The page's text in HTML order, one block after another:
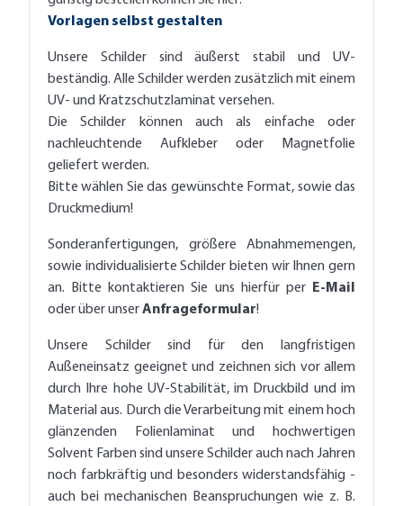
Vorlagen selbst gestalten
Unsere Schilder sind äußerst stabil und UV-
beständig. Alle Schilder werden zusätzlich mit einem
UV- und Kratzschutzlaminat versehen.
Die Schilder können auch als einfache oder
nachleuchtende Aufkleber oder Magnetfolie
geliefert werden.
Bitte wählen Sie das gewünschte Format, sowie das
Druckmedium!
Sonderanfertigungen, größere Abnahmemengen,
sowie individualisierte Schilder bieten wir Ihnen gern
an. Bitte kontaktieren Sie uns hierfür per
E-Mail
oder über unserAnfrageformular!
Unsere Schilder sind für den langfristigen
Außeneinsatz geeignet und zeichnen sich vor allem
durch Ihre hohe UV-Stabilität, im Druckbild und im
Material aus. Durch die Verarbeitung mit einem hoch
glänzenden Folienlaminat und hochwertigen
Solvent Farben sind unsere Schilder auch nach Jahren
noch farbkräftig und besonders widerstandsfähig -
auch bei mechanischen Beanspruchungen wie z. B.